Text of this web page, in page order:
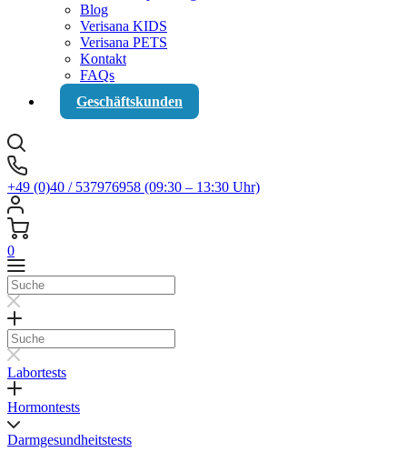
Blog
Verisana KIDS
Verisana PETS
Kontakt
FAQs
Geschäftskunden
+49 (0)40 / 537976958 (09:30 – 13:30 Uhr)
0
Suche
Suche
Labortests
Hormontests
Darmgesundheitstests